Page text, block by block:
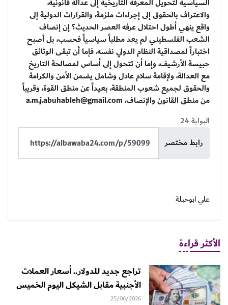
السياسية لتحويل المعرفة التاريخية إلى عدالة قانونية،
والاعتراف بالحقوق إلى إجراءات ملزمة، والقرارات الدولية إلى
واقع ينهي أطول احتلال عرفه العصر الحديث؟ إن إنصاف
الشعب الفلسطيني لم يعد مطلباً سياسياً فحسب، بل أصبح
اختباراً لمصداقية النظام الدولي نفسه. فإما أن تبقى الوثائق
حبيسة الأرشيف، وإما أن تتحول إلى أساس لمصالحة التاريخ
مع العدالة، ولإقامة سلام عادل وشامل يضمن الأمن والكرامة
والحقوق لجميع شعوب المنطقة، بعيداً عن منطق القوة، وقريباً
من منطق القانون والإنصاف.a.m.j.abuhableh@gmail.com
البوابة 24
رابط مختصر
علي ابوحبلة
الأكثر قراءة
تراجع جديد للدولار.. أسعار العملات
الأجنبية مقابل الشيكل اليوم الخميس
25/06/2026